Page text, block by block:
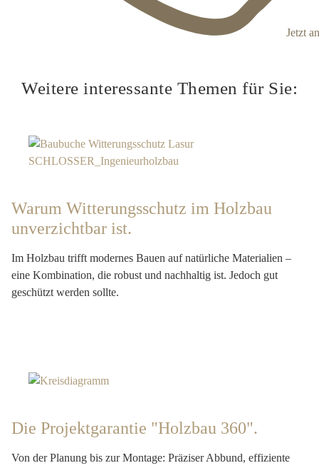
Jetzt
Weitere interessante Themen für Sie:
Warum Witterungsschutz im Holzbau
unverzichtbar ist.
Im Holzbau trifft modernes Bauen auf natürliche Materialien –
eine Kombination, die robust und nachhaltig ist. Jedoch gut
geschützt werden sollte.
Die Projektgarantie "Holzbau 360".
Von der Planung bis zur Montage: Präziser Abbund, effiziente